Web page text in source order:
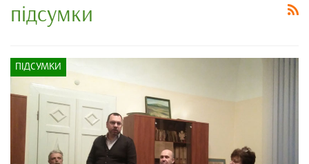
підсумки
ПІДСУМКИ